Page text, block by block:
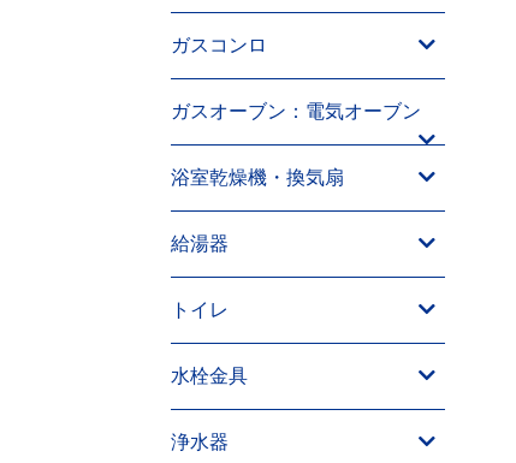
ガスコンロ
ガスオーブン：電気オーブン
浴室乾燥機・換気扇
給湯器
トイレ
水栓金具
浄水器